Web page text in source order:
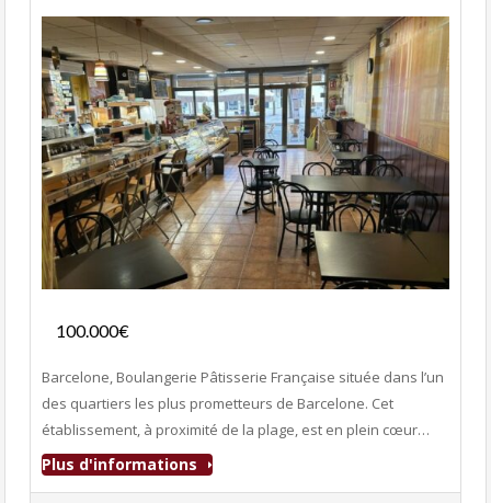
Fonds de commerce
100.000€
Barcelone, Boulangerie Pâtisserie Française située dans l’un
des quartiers les plus prometteurs de Barcelone. Cet
établissement, à proximité de la plage, est en plein cœur…
Plus d'informations